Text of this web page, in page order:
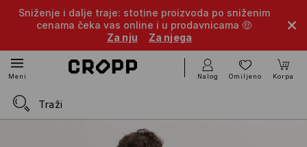
Sniženje i dalje traje: stotine proizvoda po sniženim
cenama čeka vas online i u prodavnicama 🤑
Za nju
Za njega
Meni Nalog Omiljeno Korpa